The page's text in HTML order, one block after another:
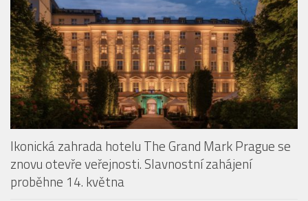
Ikonická zahrada hotelu The Grand Mark Prague se
znovu otevře veřejnosti. Slavnostní zahájení
proběhne 14. května
PODCAST: CHUŤ LÉTA V RESTAURACI THE ARTISAN